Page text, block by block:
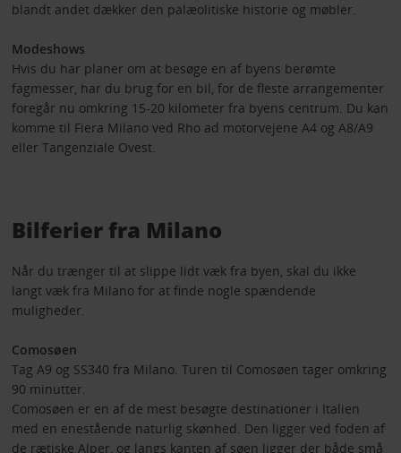
blandt andet dækker den palæolitiske historie og møbler.
Modeshows
Hvis du har planer om at besøge en af byens berømte
fagmesser, har du brug for en bil, for de fleste arrangementer
foregår nu omkring 15-20 kilometer fra byens centrum. Du kan
komme til Fiera Milano ved Rho ad motorvejene A4 og A8/A9
eller Tangenziale Ovest.
Bilferier fra Milano
Når du trænger til at slippe lidt væk fra byen, skal du ikke
langt væk fra Milano for at finde nogle spændende
muligheder.
Comosøen
Tag A9 og SS340 fra Milano. Turen til Comosøen tager omkring
90 minutter.
Comosøen er en af de mest besøgte destinationer i Italien
med en enestående naturlig skønhed. Den ligger ved foden af
de rætiske Alper, og langs kanten af søen ligger der både små